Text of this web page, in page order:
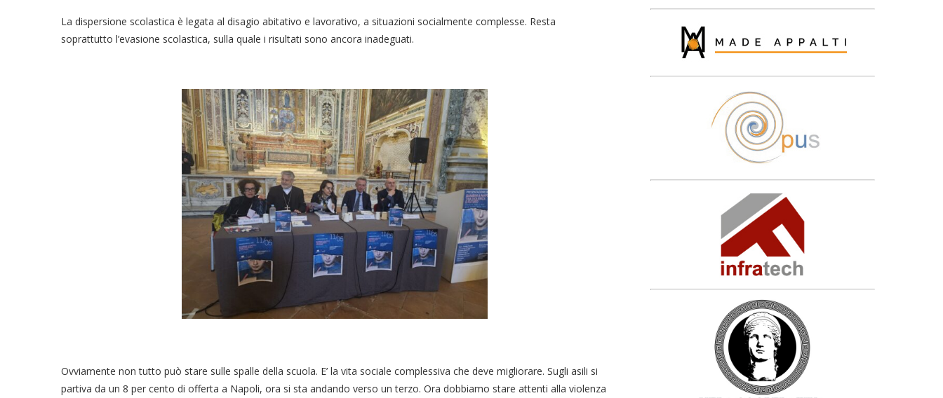
La dispersione scolastica è legata al disagio abitativo e lavorativo, a situazioni socialmente complesse. Resta
soprattutto l’evasione scolastica, sulla quale i risultati sono ancora inadeguati.
Ovviamente non tutto può stare sulle spalle della scuola. E’ la vita sociale complessiva che deve migliorare. Sugli asili si
partiva da un 8 per cento di offerta a Napoli, ora si sta andando verso un terzo. Ora dobbiamo stare attenti alla violenza